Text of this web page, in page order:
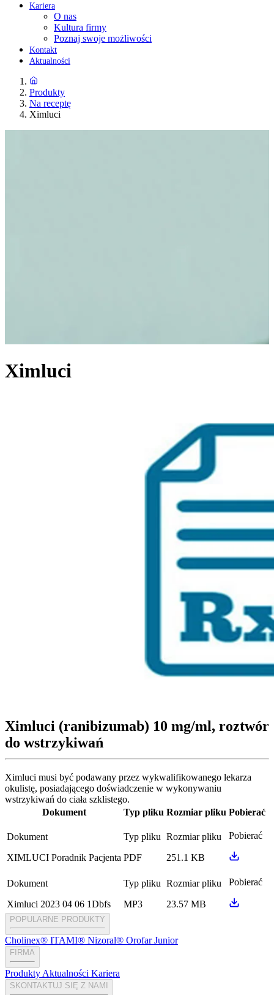
Kariera
O nas
Kultura firmy
Poznaj swoje możliwości
Kontakt
Aktualności
Produkty
Na receptę
Ximluci
Ximluci
Ximluci (ranibizumab) 10 mg/ml, roztwór
do wstrzykiwań
Ximluci musi być podawany przez wykwalifikowanego lekarza
okulistę, posiadającego doświadczenie w wykonywaniu
wstrzykiwań do ciała szklistego.
Dokument
Typ pliku Rozmiar pliku Pobierać
Dokument
XIMLUCI Poradnik Pacjenta
Typ pliku
PDF
Rozmiar pliku
251.1 KB
Pobierać
Dokument
Ximluci 2023 04 06 1Dbfs
Typ pliku
MP3
Rozmiar pliku
23.57 MB
Pobierać
POPULARNE PRODUKTY
Cholinex® ITAMI® Nizoral® Orofar Junior
FIRMA
Produkty Aktualności Kariera
SKONTAKTUJ SIĘ Z NAMI